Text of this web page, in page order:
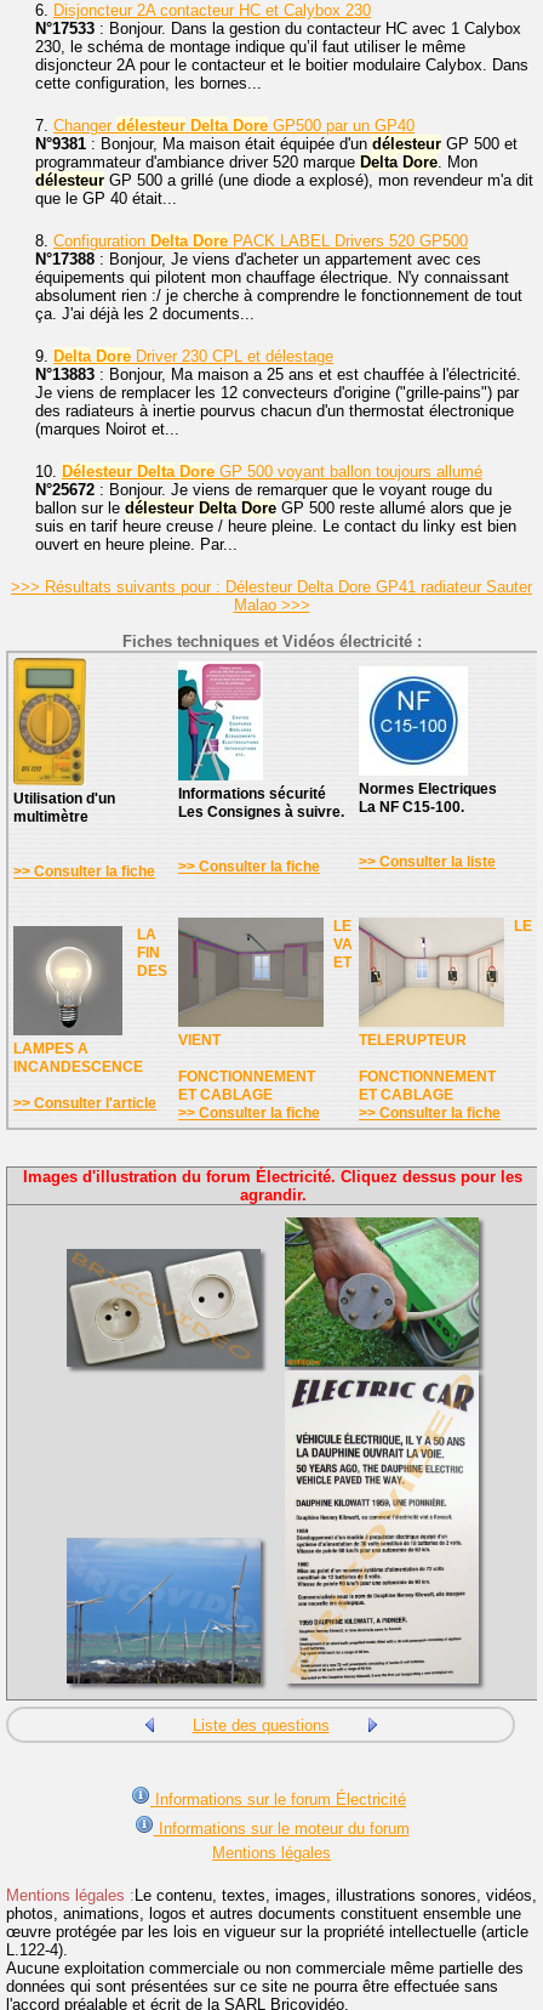
6. Disjoncteur 2A contacteur HC et Calybox 230
N°17533 : Bonjour. Dans la gestion du contacteur HC avec 1 Calybox
230, le schéma de montage indique qu’il faut utiliser le même
disjoncteur 2A pour le contacteur et le boitier modulaire Calybox. Dans
cette configuration, les bornes...
7. Changer délesteur Delta Dore GP500 par un GP40
N°9381 : Bonjour, Ma maison était équipée d'un délesteur GP 500 et
programmateur d'ambiance driver 520 marque Delta Dore. Mon
délesteur GP 500 a grillé (une diode a explosé), mon revendeur m'a dit
que le GP 40 était...
8. Configuration Delta Dore PACK LABEL Drivers 520 GP500
N°17388 : Bonjour, Je viens d'acheter un appartement avec ces
équipements qui pilotent mon chauffage électrique. N'y connaissant
absolument rien :/ je cherche à comprendre le fonctionnement de tout
ça. J'ai déjà les 2 documents...
9. Delta Dore Driver 230 CPL et délestage
N°13883 : Bonjour, Ma maison a 25 ans et est chauffée à l'électricité.
Je viens de remplacer les 12 convecteurs d'origine ("grille-pains") par
des radiateurs à inertie pourvus chacun d'un thermostat électronique
(marques Noirot et...
10. Délesteur Delta Dore GP 500 voyant ballon toujours allumé
N°25672 : Bonjour. Je viens de remarquer que le voyant rouge du
ballon sur le délesteur Delta Dore GP 500 reste allumé alors que je
suis en tarif heure creuse / heure pleine. Le contact du linky est bien
ouvert en heure pleine. Par...
>>> Résultats suivants pour : Délesteur Delta Dore GP41 radiateur Sauter
Malao >>>
Fiches techniques et Vidéos électricité :
Utilisation d'un
multimètre
>> Consulter la fiche
Informations sécurité
Les Consignes à suivre.
>> Consulter la fiche
Normes Electriques
La NF C15-100.
>> Consulter la liste
LA
FIN
DES
LAMPES A
INCANDESCENCE
>> Consulter l'article
LE
VA
ET
VIENT
FONCTIONNEMENT
ET CABLAGE
>> Consulter la fiche
LE
TELERUPTEUR
FONCTIONNEMENT
ET CABLAGE
>> Consulter la fiche
Images d'illustration du forum Électricité. Cliquez dessus pour les
agrandir.
Liste des questions
Informations sur le forum Électricité
Informations sur le moteur du forum
Mentions légales
Mentions légales : Le contenu, textes, images, illustrations sonores, vidéos,
photos, animations, logos et autres documents constituent ensemble une
œuvre protégée par les lois en vigueur sur la propriété intellectuelle (article
L.122-4).
Aucune exploitation commerciale ou non commerciale même partielle des
données qui sont présentées sur ce site ne pourra être effectuée sans
l'accord préalable et écrit de la SARL Bricovidéo.